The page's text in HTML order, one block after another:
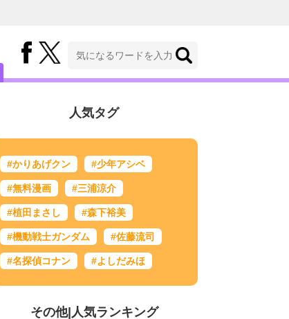
人気タグ
#かりあげクン #少年アシベ
#無料漫画 #三浦涼介
#植田まさし #森下裕美
#機動戦士ガンダム #佐藤流司
#名探偵コナン #よしだみほ
その他| 人気ランキング